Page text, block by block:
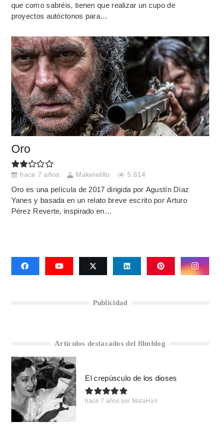
que como sabréis, tienen que realizar un cupo de
proyectos autóctonos para…
Oro
hace 7 años Makelelillo 5.614
Oro es una película de 2017 dirigida por Agustín Díaz
Yanes y basada en un relato breve escrito por Arturo
Pérez Reverte, inspirado en…
Publicidad
Artículos destacados del filmblog
El crepúsculo de los dioses
hace 7 años por MataHari